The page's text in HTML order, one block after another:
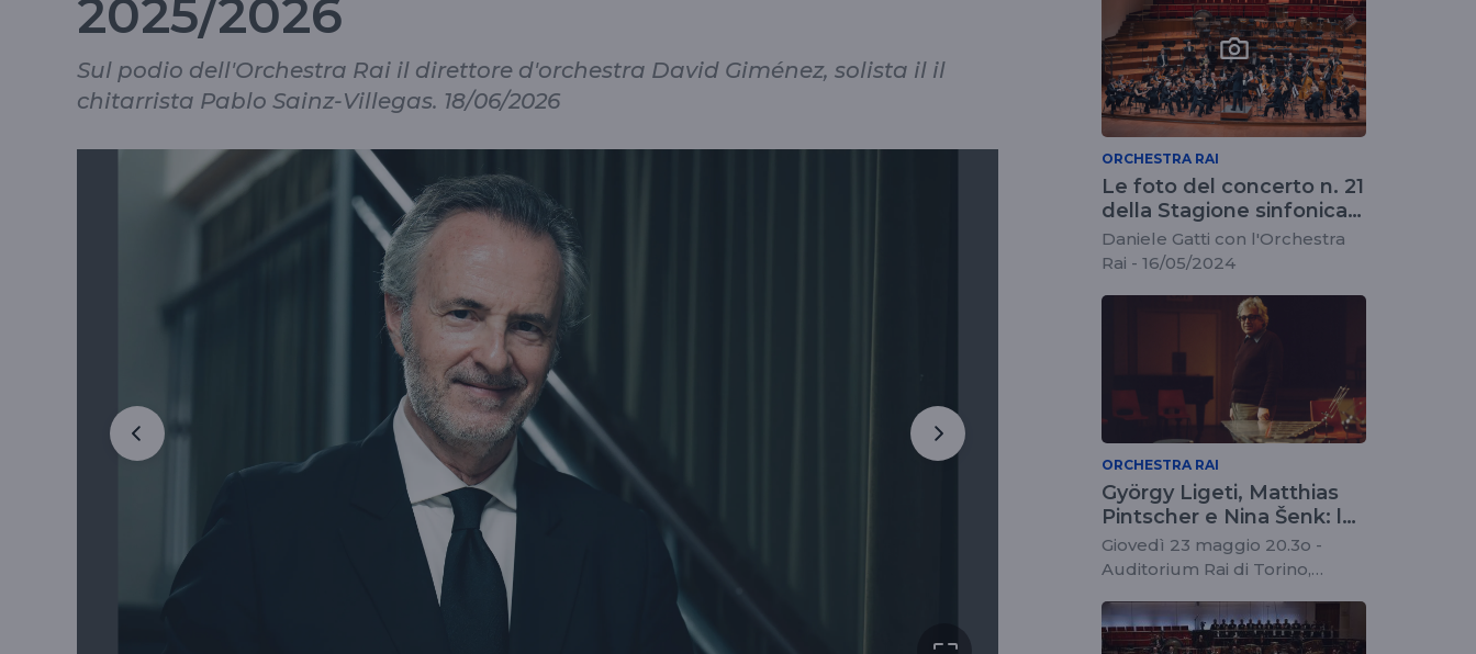
2025/2026
Sul podio dell'Orchestra Rai il direttore d'orchestra David Giménez, solista il il
chitarrista Pablo Sainz-Villegas. 18/06/2026
ORCHESTRA RAI
Le foto del concerto n. 21
della Stagione sinfonica
2023/2024
Daniele Gatti con l'Orchestra
Rai - 16/05/2024
ORCHESTRA RAI
György Ligeti, Matthias
Pintscher e Nina Šenk: le
note di sala di Daniele
Spini
Giovedì 23 maggio 20.3o -
Auditorium Rai di Torino,